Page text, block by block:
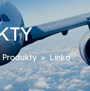
Produkty » Linka